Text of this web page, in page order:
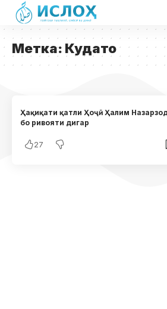
Метка: Кудато
Ҳақиқати қатли Ҳоҷӣ Ҳалим
бо ривояти дигар
27